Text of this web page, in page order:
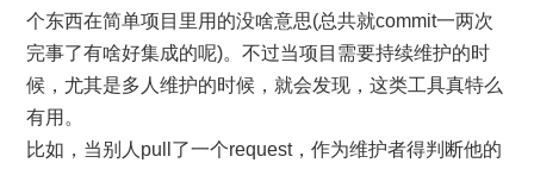
个东西在简单项目里用的没啥意思(总共就commit一两次
完事了有啥好集成的呢)。不过当项目需要持续维护的时
候，尤其是多人维护的时候，就会发现，这类工具真特么
有用。
比如，当别人pull了一个request，作为维护者得判断他的